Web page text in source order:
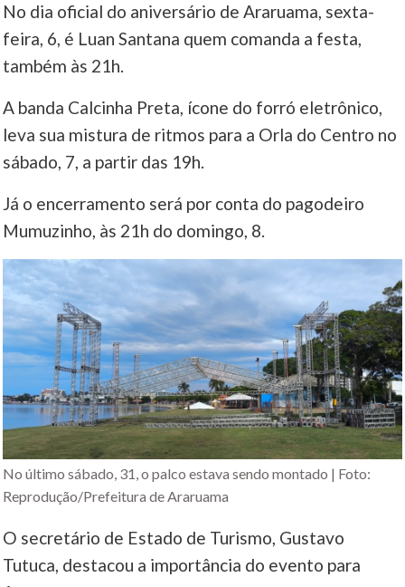
No dia oficial do aniversário de Araruama, sexta-
feira, 6, é Luan Santana quem comanda a festa,
também às 21h.
A banda Calcinha Preta, ícone do forró eletrônico,
leva sua mistura de ritmos para a Orla do Centro no
sábado, 7, a partir das 19h.
Já o encerramento será por conta do pagodeiro
Mumuzinho, às 21h do domingo, 8.
No último sábado, 31, o palco estava sendo montado | Foto:
Reprodução/Prefeitura de Araruama
O secretário de Estado de Turismo, Gustavo
Tutuca, destacou a importância do evento para